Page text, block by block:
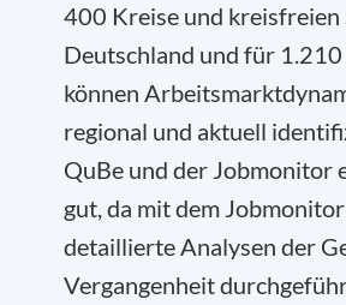
400 Kreise und kreisfreien
Deutschland und für
können
regional und aktuell
QuBe und der Jobmonitor
gut, da mit dem
detaillierte Analysen der
Vergangenheit